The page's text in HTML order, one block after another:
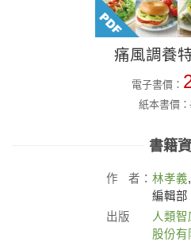
痛風調養
電子書價：
紙本書價：
書籍
作 者： 林孝義
編輯部
出版
人類智
股份有